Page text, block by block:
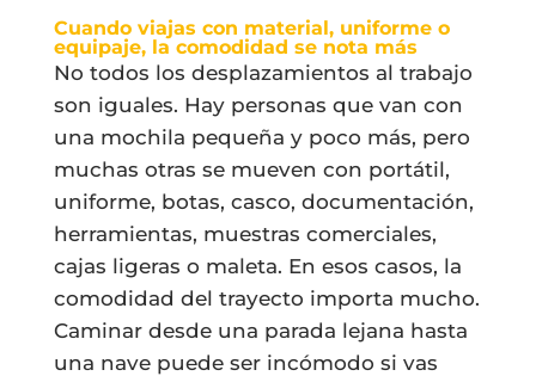
Cuando viajas con material, uniforme o
equipaje, la comodidad se nota más
No todos los desplazamientos al trabajo
son iguales. Hay personas que van con
una mochila pequeña y poco más, pero
muchas otras se mueven con portátil,
uniforme, botas, casco, documentación,
herramientas, muestras comerciales,
cajas ligeras o maleta. En esos casos, la
comodidad del trayecto importa mucho.
Caminar desde una parada lejana hasta
una nave puede ser incómodo si vas